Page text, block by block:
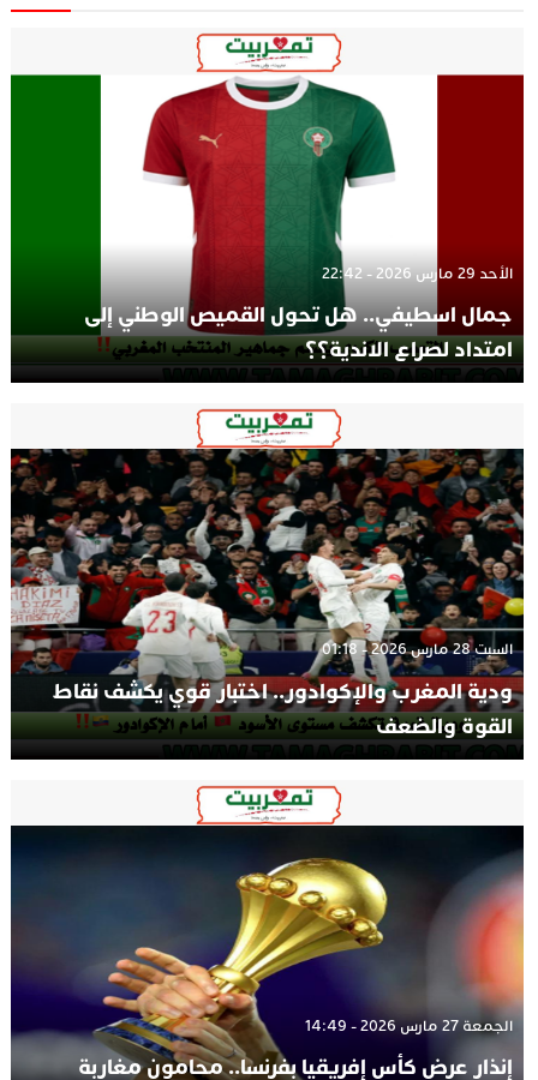
الأحد 29 مارس 2026 - 22:42
جمال اسطيفي.. هل تحول القميص الوطني إلى
امتداد لصراع الاندية؟؟
السبت 28 مارس 2026 - 01:18
ودية المغرب والإكوادور.. اختبار قوي يكشف نقاط
القوة والضعف
الجمعة 27 مارس 2026 - 14:49
إنذار عرض كأس إفريقيا بفرنسا.. محامون مغاربة